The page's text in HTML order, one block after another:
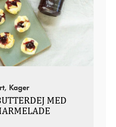
Kager
MED